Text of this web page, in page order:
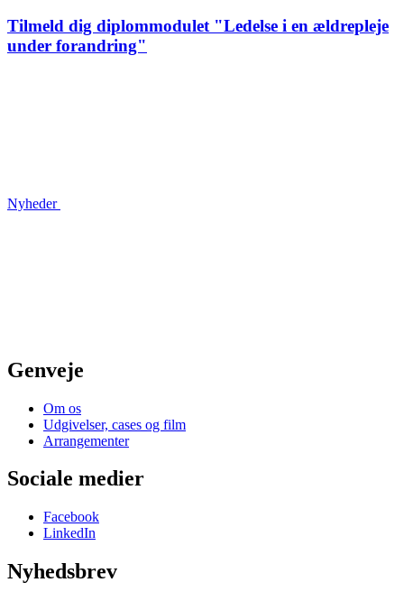
Tilmeld dig diplommodulet "Ledelse i en ældrepleje
under forandring"
Nyheder
Genveje
Om os
Udgivelser, cases og film
Arrangementer
Sociale medier
Facebook
LinkedIn
Nyhedsbrev